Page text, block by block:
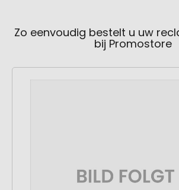
Zo eenvoudig bestelt u uw
bij Promostore